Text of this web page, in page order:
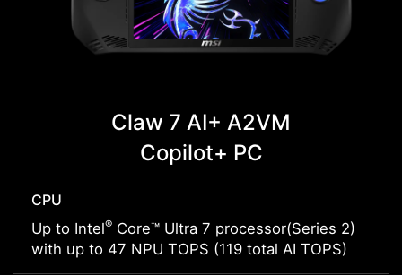
Claw 7 AI+ A2VM
Copilot+ PC
CPU
Up to Intel® Core™ Ultra 7 processor(Series 2)
with up to 47 NPU TOPS (119 total AI TOPS)